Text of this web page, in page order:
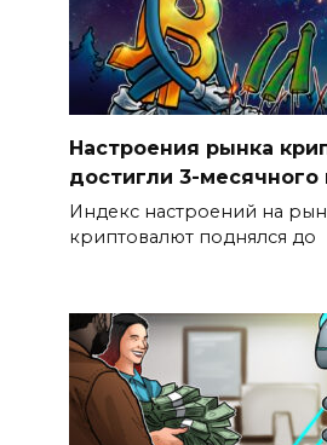
Настроения рынка
достигли 3-месячного
Индекс настроений на
криптовалют поднялся до